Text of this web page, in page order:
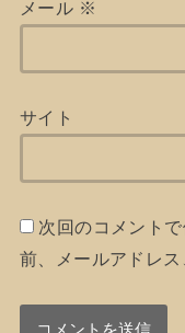
メール ※
サイト
次回のコメント
前、メールアドレス